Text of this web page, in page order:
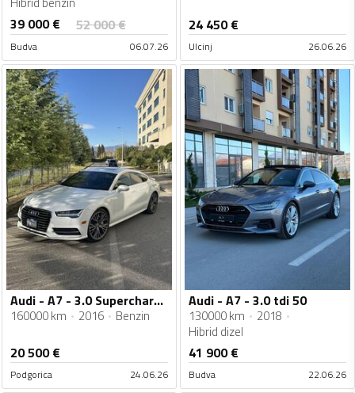
39 000€ 52 000€
Budva 06.07.26
24 450€
Ulcinj 26.06.26
Audi - A7 - 3.0 Supercharcer
160000 km 2016 Benzin
20 500€
Podgorica 24.06.26
Audi - A7 - 3.0 tdi 50
130000 km
2018
Hibrid dizel
41 900€
Budva 22.06.26